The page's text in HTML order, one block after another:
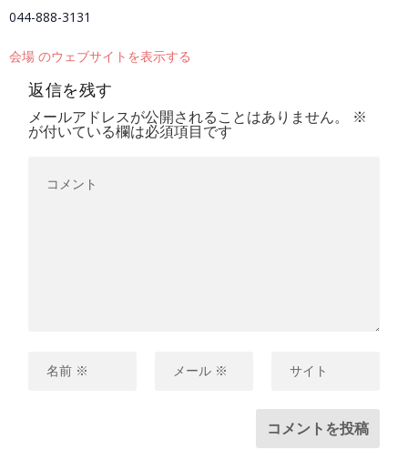
044-888-3131
会場 のウェブサイトを表示する
返信を残す
メールアドレスが公開されることはありません。 ※
が付いている欄は必須項目です